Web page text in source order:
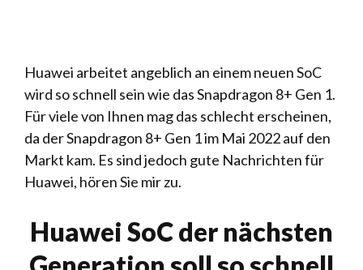
Huawei arbeitet angeblich an einem neuen SoC
wird so schnell sein wie das Snapdragon 8+ Gen 1.
Für viele von Ihnen mag das schlecht erscheinen,
da der Snapdragon 8+ Gen 1 im Mai 2022 auf den
Markt kam. Es sind jedoch gute Nachrichten für
Huawei, hören Sie mir zu.
Huawei SoC der nächsten